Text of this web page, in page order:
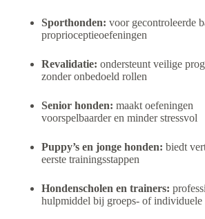
Sporthonden: voor gecontroleerde
proprioceptieoefeningen
Revalidatie: ondersteunt veilige
zonder onbedoeld rollen
Senior honden: maakt oefeningen
voorspelbaarder en minder stressvol
Puppy’s en jonge honden: biedt
eerste trainingsstappen
Hondenscholen en trainers:
hulpmiddel bij groeps- of individuele